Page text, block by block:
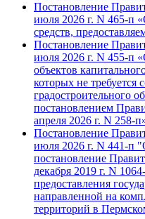
Постановление
июля 2026 г. N 465-п
средств,
Постановление
июля 2026 г. N 455-п
объектов
которых не требуется
градостроительного
постановлением
апреля 2026 г. N 258-
Постановление
июля 2026 г. N 441-п
постановление
декабря 2019 г. N
предоставления
направленной на
территорий в